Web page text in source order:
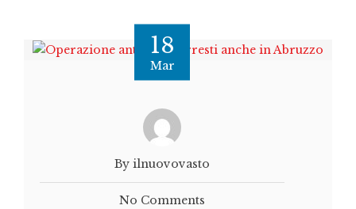
18
Mar
By ilnuovovasto
No Comments